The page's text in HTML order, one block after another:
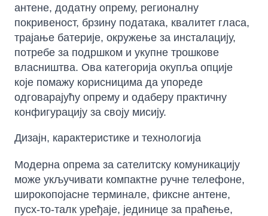
антене, додатну опрему, регионалну
покривеност, брзину података, квалитет гласа,
трајање батерије, окружење за инсталацију,
потребе за подршком и укупне трошкове
власништва. Ова категорија окупља опције
које помажу корисницима да упореде
одговарајућу опрему и одаберу практичну
конфигурацију за своју мисију.
Дизајн, карактеристике и технологија
Модерна опрема за сателитску комуникацију
може укључивати компактне ручне телефоне,
широкопојасне терминале, фиксне антене,
пусх-то-талк уређаје, јединице за праћење,